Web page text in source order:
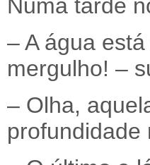
Numa tarde
– A água
mergulho! –
– Olha,
profundidade